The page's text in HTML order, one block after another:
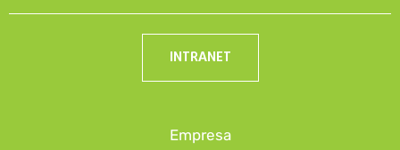
INTRANET
Empresa